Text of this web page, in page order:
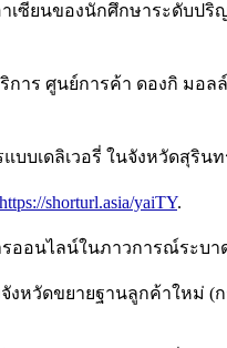
เซียนของนักศึกษาระดับ
การ ศูนย์การค้า ดองกิ ม
ดลิเวอรี่ ในจังหวัดสุรินท
https://shorturl.asia/yaiTY.
นไลน์ในภาวการณ์ระบา
งหวัดขยายฐานลูกค้าใหม่